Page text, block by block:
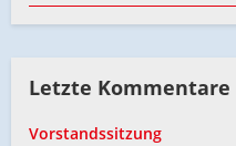
Letzte Kommentare
Vorstandssitzung